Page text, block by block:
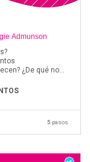
Admunson
¿De qué nos
y empresa?
5 pasos